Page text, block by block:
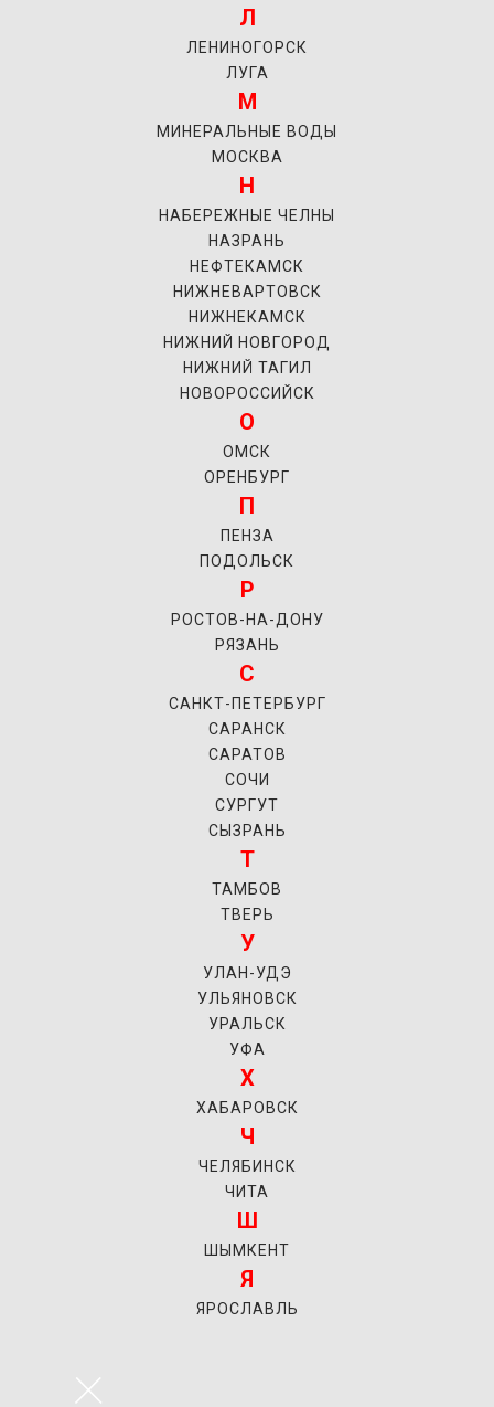
Л
ЛЕНИНОГОРСК
ЛУГА
М
МИНЕРАЛЬНЫЕ ВОДЫ
МОСКВА
Н
НАБЕРЕЖНЫЕ ЧЕЛНЫ
НАЗРАНЬ
НЕФТЕКАМСК
НИЖНЕВАРТОВСК
НИЖНЕКАМСК
НИЖНИЙ НОВГОРОД
НИЖНИЙ ТАГИЛ
НОВОРОССИЙСК
О
ОМСК
ОРЕНБУРГ
П
ПЕНЗА
ПОДОЛЬСК
Р
РОСТОВ-НА-ДОНУ
РЯЗАНЬ
С
САНКТ-ПЕТЕРБУРГ
САРАНСК
САРАТОВ
СОЧИ
СУРГУТ
СЫЗРАНЬ
Т
ТАМБОВ
ТВЕРЬ
У
УЛАН-УДЭ
УЛЬЯНОВСК
УРАЛЬСК
УФА
Х
ХАБАРОВСК
Ч
ЧЕЛЯБИНСК
ЧИТА
Ш
ШЫМКЕНТ
Я
ЯРОСЛАВЛЬ
×